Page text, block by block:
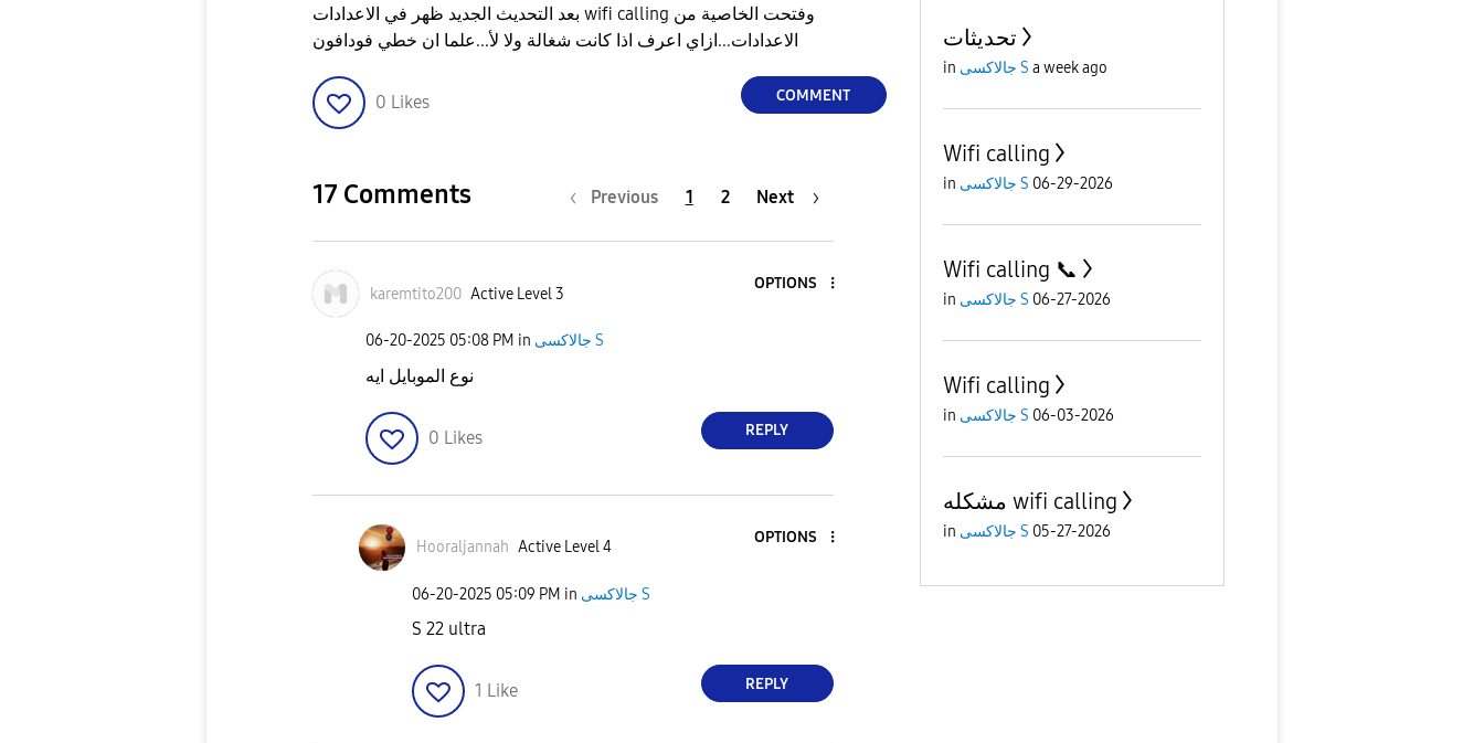
بعد التحديث الجديد ظهر في الاعدادات wifi calling وفتحت الخاصية من
0 Likes COMMENT
17 Comments Previous 1 2 Next
karemtito200 Active Level 3
OPTIONS
‎06-20-2025 05:08 PM in جالاكسى S
نوع الموبايل ايه
0 Likes REPLY
Hooraljannah Active Level 4
OPTIONS
‎06-20-2025 05:09 PM in جالاكسى S
S 22 ultra
1 Like REPLY
تحديثات
in جالاكسى S a week ago
Wifi calling
in جالاكسى S 06-29-2026
Wifi calling 📞
in جالاكسى S 06-27-2026
Wifi calling
in جالاكسى S 06-03-2026
مشكله wifi calling
in جالاكسى S 05-27-2026